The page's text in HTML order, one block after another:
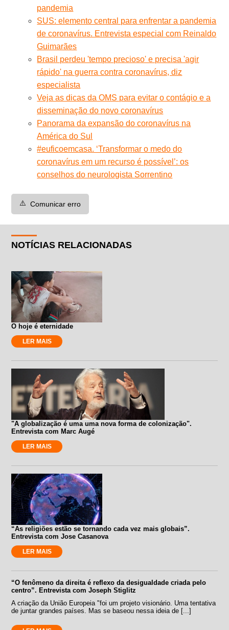
pandemia
SUS: elemento central para enfrentar a pandemia
de coronavírus. Entrevista especial com Reinaldo
Guimarães
Brasil perdeu 'tempo precioso' e precisa 'agir
rápido' na guerra contra coronavírus, diz
especialista
Veja as dicas da OMS para evitar o contágio e a
disseminação do novo coronavírus
Panorama da expansão do coronavírus na
América do Sul
#euficoemcasa. ‘Transformar o medo do
coronavírus em um recurso é possível’: os
conselhos do neurologista Sorrentino
⚠️ Comunicar erro
NOTÍCIAS RELACIONADAS
O hoje é eternidade
LER MAIS
"A globalização é uma uma nova forma de colonização".
Entrevista com Marc Augé
LER MAIS
“As religiões estão se tornando cada vez mais globais”.
Entrevista com Jose Casanova
LER MAIS
“O fenômeno da direita é reflexo da desigualdade criada pelo
centro”. Entrevista com Joseph Stiglitz
A criação da União Europeia "foi um projeto visionário. Uma tentativa
de juntar grandes países. Mas se baseou nessa ideia de [...]